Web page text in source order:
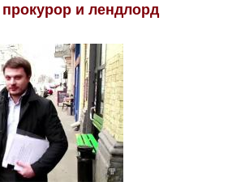
и лендлорд